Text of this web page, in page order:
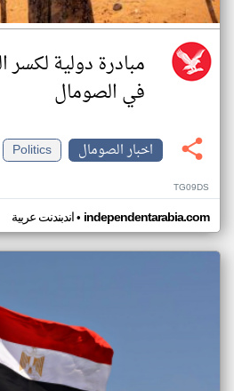
مبادرة دولية
في الصومال
اخبار الصومال
Politics
TG09DS
اندبندنت عربية• independentarabia.com